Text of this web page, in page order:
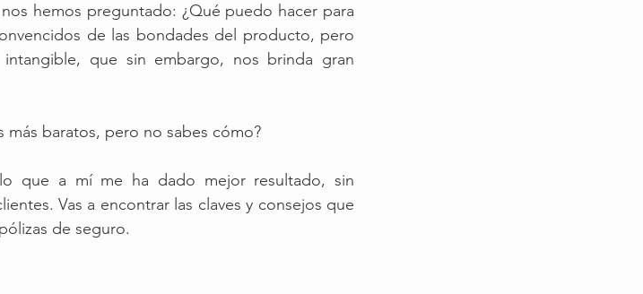
hemos preguntado: ¿Qué puedo hacer para
de las bondades del producto, pero
que sin embargo, nos brinda gran
más baratos, pero no sabes cómo?
que a mí me ha dado mejor resultado, sin
Vas a encontrar las claves y consejos que
de seguro.